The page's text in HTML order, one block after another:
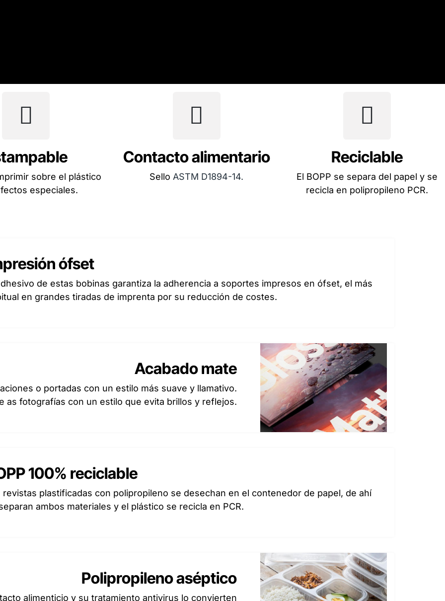
sobre el plástico
especiales.
Contacto alimentario
SelloASTM D1894-14.
Reciclable
El BOPP se separa del papel y se
recicla en polipropileno PCR.
ófset
de estas bobinas garantiza la adherencia a soportes impresos en ófset, el más
en grandes tiradas de imprenta por su reducción de costes.
Acabado mate
o portadas con un estilo más suave y llamativo.
as fotografías con un estilo que evita brillos y reflejos.
100% reciclable
revistas plastificadas con polipropileno se desechan en el contenedor de papel, de ahí
ambos materiales y el plástico se recicla en PCR.
Polipropileno aséptico
alimenticio y su tratamiento antivirus lo convierten